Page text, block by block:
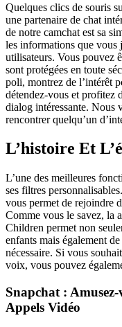
Quelques clics de souris
une partenaire de chat
de notre camchat est sa
les informations que vous
utilisateurs. Vous pouvez
sont protégées en toute
poli, montrez de l’intérêt
détendez-vous et profitez
dialog intéressante. Nous
rencontrer quelqu’un
L’histoire Et
L’une des meilleures
ses filtres
vous permet de rejoindre
Comme vous le savez, la
Children permet non
enfants mais également
nécessaire. Si vous
voix, vous pouvez
Snapchat :
Appels Vidéo